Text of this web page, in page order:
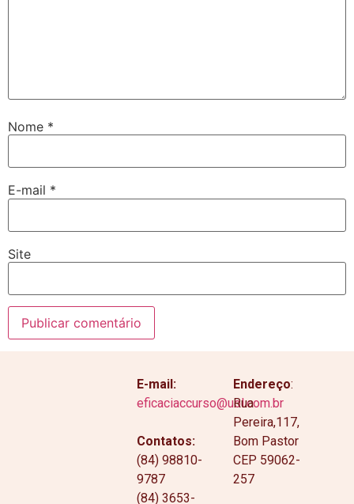
Nome *
E-mail *
Site
E-mail:
eficaciaccurso@uol.com.br
Contatos:
(84) 98810-
9787
(84) 3653-
Endereço:
Rua
Pereira,117,
Bom Pastor
CEP 59062-
257